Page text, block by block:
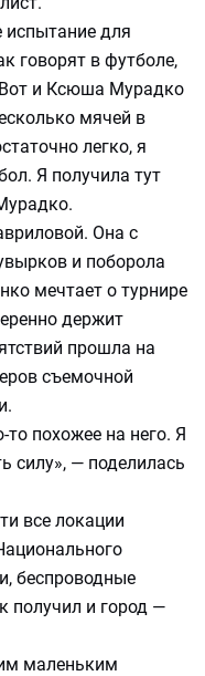
испытание для
говорят в футболе,
Вот и Ксюша Мурадко
мячей в
легко, я
Я получила тут
Она с
и поборола
мечтает о турнире
держит
прошла на
съемочной
то похожее на него. Я
силу», — поделилась
все локации
беспроводные
получил и город —
маленьким